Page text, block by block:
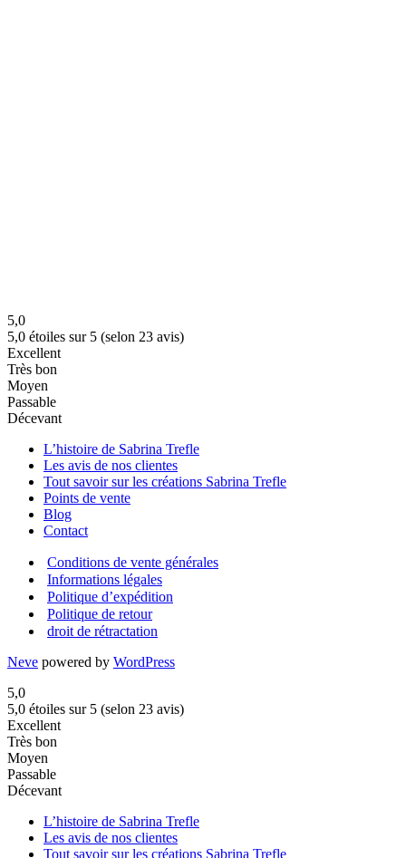
5,0
5,0 étoiles sur 5 (selon 23 avis)
Excellent
Très bon
Moyen
Passable
Décevant
L’histoire de Sabrina Trefle
Les avis de nos clientes
Tout savoir sur les créations Sabrina Trefle
Points de vente
Blog
Contact
Conditions de vente générales
Informations légales
Politique d’expédition
Politique de retour
droit de rétractation
Neve powered by WordPress
5,0
5,0 étoiles sur 5 (selon 23 avis)
Excellent
Très bon
Moyen
Passable
Décevant
L’histoire de Sabrina Trefle
Les avis de nos clientes
Tout savoir sur les créations Sabrina Trefle